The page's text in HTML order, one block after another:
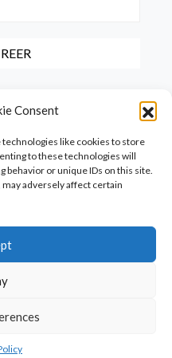
Consent
like cookies to store
to these technologies will
behavior or unique IDs on this site.
adversely affect certain
tot de opslag van de via dit
en hiermee akkoord
PureLiving